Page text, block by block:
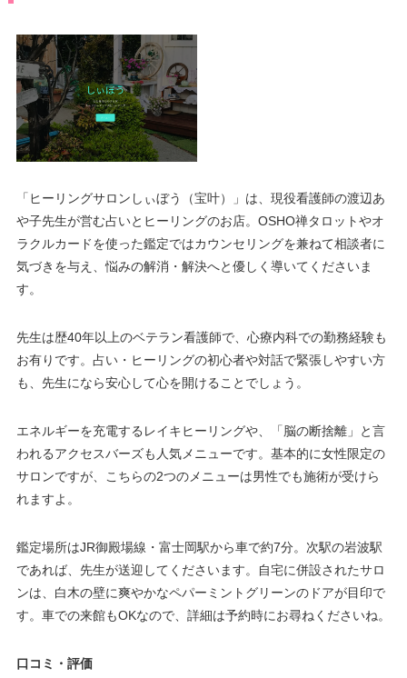
「ヒーリングサロンしぃぼう（宝叶）」は、現役看護師の渡辺あ
や子先生が営む占いとヒーリングのお店。OSHO禅タロットやオ
ラクルカードを使った鑑定ではカウンセリングを兼ねて相談者に
気づきを与え、悩みの解消・解決へと優しく導いてくださいま
す。
先生は歴40年以上のベテラン看護師で、心療内科での勤務経験も
お有りです。占い・ヒーリングの初心者や対話で緊張しやすい方
も、先生になら安心して心を開けることでしょう。
エネルギーを充電するレイキヒーリングや、「脳の断捨離」と言
われるアクセスバーズも人気メニューです。基本的に女性限定の
サロンですが、こちらの2つのメニューは男性でも施術が受けら
れますよ。
鑑定場所はJR御殿場線・富士岡駅から車で約7分。次駅の岩波駅
であれば、先生が送迎してくださいます。自宅に併設されたサロ
ンは、白木の壁に爽やかなペパーミントグリーンのドアが目印で
す。車での来館もOKなので、詳細は予約時にお尋ねくださいね。
口コミ・評価